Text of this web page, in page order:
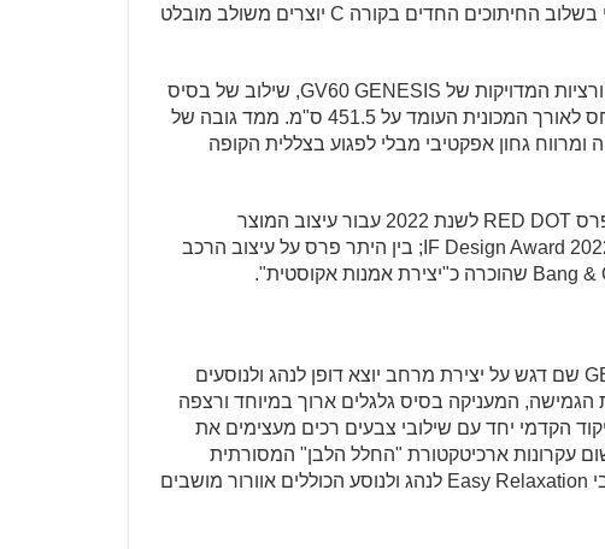
ואווירודינמי. ניפוח קו הכתפיים האחורי בשלוב החיתוכים החדים בקורה C יוצרים משולב מובלט
התחכום העיצובי מועצם על ידי הפרופורציות המדויקות של GV60 GENESIS, שילוב של בסיס
גלגלים ארוך במיוחד של 290 ס"מ ביחס לאורך המכונית העומד על 451.5 ס"מ. ממד גובה של
ומרווח גחון אפקטיבי מבלי לפגוע בצללית הקופה
ה- GENESIS GV60 זכה לאחרונה בפרס RED DOT לשנת 2022 עבור עיצוב המוצר
בקטגוריית המכוניות ובארבעה פרסי IF Design Award 2022; בין היתר פרס על עיצוב הרכב
תכנון תא הנוסעים של GENESIS GV60 שם דגש על יצירת מרחב יוצא דופן לנהג ולנוסעים
המעניקה בסיס גלגלים ארוך במיוחד ורצפה
הקדמי יחד עם שילובי צבעים רכים מעצימים את
עקרונות ארכיטקטורת "החלל הלבן" המסורתית
מקוריאה. בנוסף, הרכב מגיע עם מושבי Easy Relaxation לנהג ולנוסע הכוללים אוורור מושבים